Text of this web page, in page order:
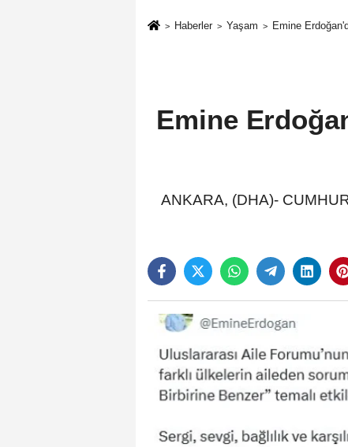
Haberler Yaşam Emine
Emine
ANKARA, (DHA)-